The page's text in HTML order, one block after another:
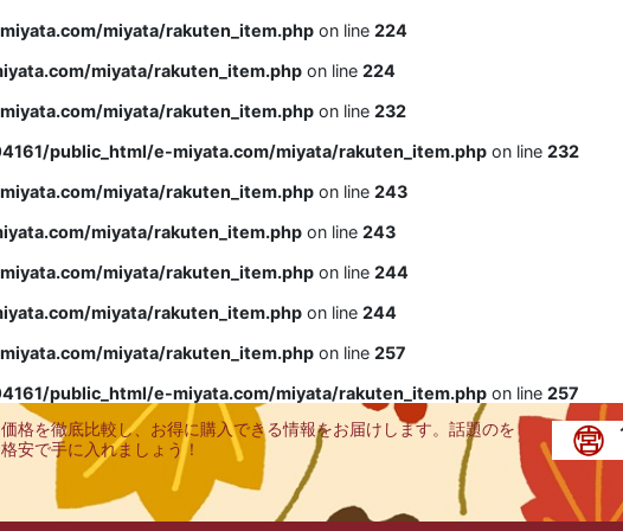
miyata/rakuten_item.php on line 224
miyata/rakuten_item.php on line 224
miyata/rakuten_item.php on line 232
public_html/e-miyata.com/miyata/rakuten_item.php on line 232
miyata/rakuten_item.php on line 243
miyata/rakuten_item.php on line 243
miyata/rakuten_item.php on line 244
miyata/rakuten_item.php on line 244
miyata/rakuten_item.php on line 257
public_html/e-miyata.com/miyata/rakuten_item.php on line 257
価格を徹底比較し、お得に購入できる情報をお届けします。話題のを
格安で手に入れましょう！